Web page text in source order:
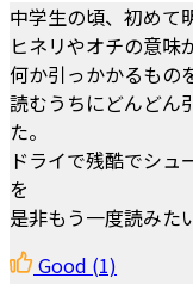
中学生の頃、初めて
ヒネリやオチの意味
何か引っかかるもの
読むうちにどんどん
た。
ドライで残酷でシュ
を
是非もう一度読みた
Good (1)